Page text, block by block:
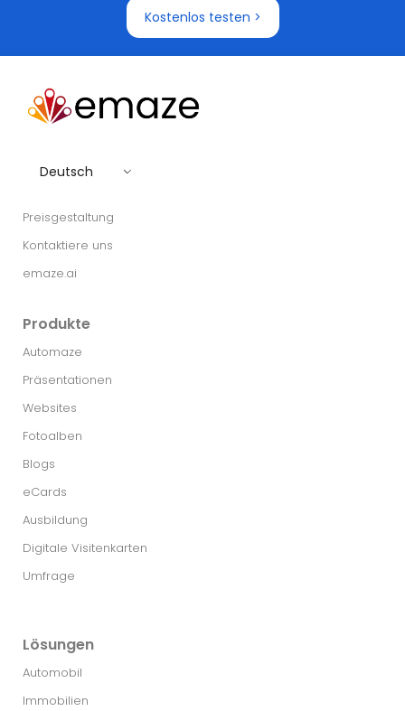
Kostenlos testen >
Deutsch
Preisgestaltung
Kontaktiere uns
emaze.ai
Produkte
Automaze
Präsentationen
Websites
Fotoalben
Blogs
eCards
Ausbildung
Digitale Visitenkarten
Umfrage
Lösungen
Automobil
Immobilien